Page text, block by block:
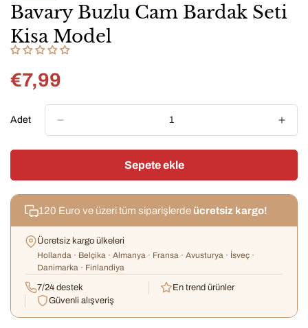
Bavary Buzlu Cam Bardak Seti
Kisa Model
Normal
€7,99
Adet
Sepete ekle
120 Euro ve üzeri tüm siparişlerde ücretsiz kargo!
Ücretsiz kargo ülkeleri
Hollanda · Belçika · Almanya · Fransa · Avusturya · İsveç ·
Danimarka · Finlandiya
7/24 destek
En trend ürünler
Güvenli alışveriş